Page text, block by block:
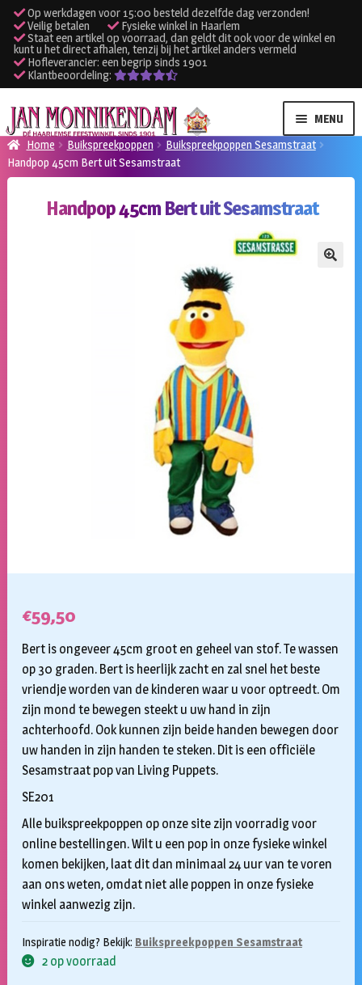
Op werkdagen voor 15:00 besteld dezelfde dag verzonden!
Veilig betalen
Fysieke winkel in Haarlem
Staat een artikel op voorraad, dan geldt dit ook voor de winkel en
kunt u het direct afhalen, tenzij bij het artikel anders vermeld
Hofleverancier: een begrip sinds 1901
Klantbeoordeling:
Ga
door
naar
navigatie
Ga
naar
de
inhoud
MENU
Verhuur kleding
Verhuur apparatuur
Home Buikspreekpoppen
Buikspreekpoppen Sesamstraat
Handpop 45cm Bert uit Sesamstraat
Handpop 45cm Bert uit Sesamstraat
€59,50
Bert is ongeveer 45cm groot en geheel van stof. Te wassen
op 30 graden. Bert is heerlijk zacht en zal snel het beste
vriendje worden van de kinderen waar u voor optreedt. Om
zijn mond te bewegen steekt u uw hand in zijn
achterhoofd. Ook kunnen zijn beide handen bewegen door
uw handen in zijn handen te steken. Dit is een officiële
Sesamstraat pop van Living Puppets.
SE201
Alle buikspreekpoppen op onze site zijn voorradig voor
online bestellingen. Wilt u een pop in onze fysieke winkel
komen bekijken, laat dit dan minimaal 24 uur van te voren
aan ons weten, omdat niet alle poppen in onze fysieke
winkel aanwezig zijn.
Inspiratie nodig? Bekijk: Buikspreekpoppen Sesamstraat
2 op voorraad